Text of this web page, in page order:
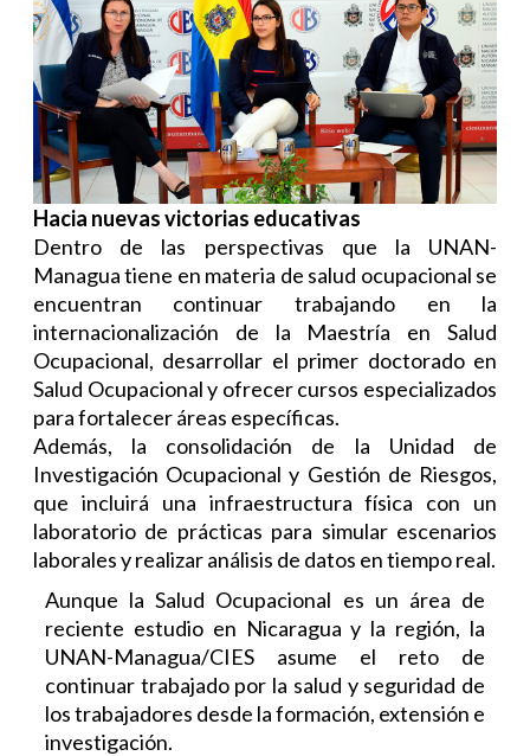
Hacia nuevas victorias educativas
Dentro de las perspectivas que la UNAN-
Managua tiene en materia de salud ocupacional se
encuentran continuar trabajando en la
internacionalización de la Maestría en Salud
Ocupacional, desarrollar el primer doctorado en
Salud Ocupacional y ofrecer cursos especializados
para fortalecer áreas específicas.
Además, la consolidación de la Unidad de
Investigación Ocupacional y Gestión de Riesgos,
que incluirá una infraestructura física con un
laboratorio de prácticas para simular escenarios
laborales y realizar análisis de datos en tiempo real.
Aunque la Salud Ocupacional es un área de
reciente estudio en Nicaragua y la región, la
UNAN-Managua/CIES asume el reto de
continuar trabajado por la salud y seguridad de
los trabajadores desde la formación, extensión e
investigación.